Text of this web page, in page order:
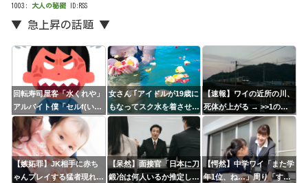
1003: 大人の秘密 ID:RSS
▼ 急上昇の話題 ▼
回転寿司屋客「水くれや」
アルバイト僕「セルf(いや
揉め事は避けよう)」
女さん ｢アイドルが19歳に
もなってスク水を着させら
れている！｣⇒結果ｗｗｗ
【速報】ワイの近所の川、
死体が上がる → >>1の発
言に違和感が多くスレ内も
騒然⇒・・！！！
【嫉妬罪】JK相手に赤ち
ゃんプレイする猛者現れる
【呆然】面接官「日本に刀
鍛冶は何人いるか推定して
【愕然】中学ワイ「また学
年1位、ね…」周り「すげ